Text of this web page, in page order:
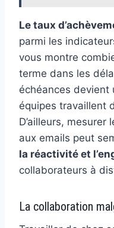
Le taux
parmi les
vous montre
terme dans les
échéances devient
équipes travaillent
D’ailleurs,
aux emails peut
la réactivité et
collaborateurs à
La collaboration